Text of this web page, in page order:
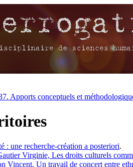
Apports conceptuels et
: une recherche-création a posteriori.
Virginie, Les droits culturels
Vincent, Un travail de concert entre